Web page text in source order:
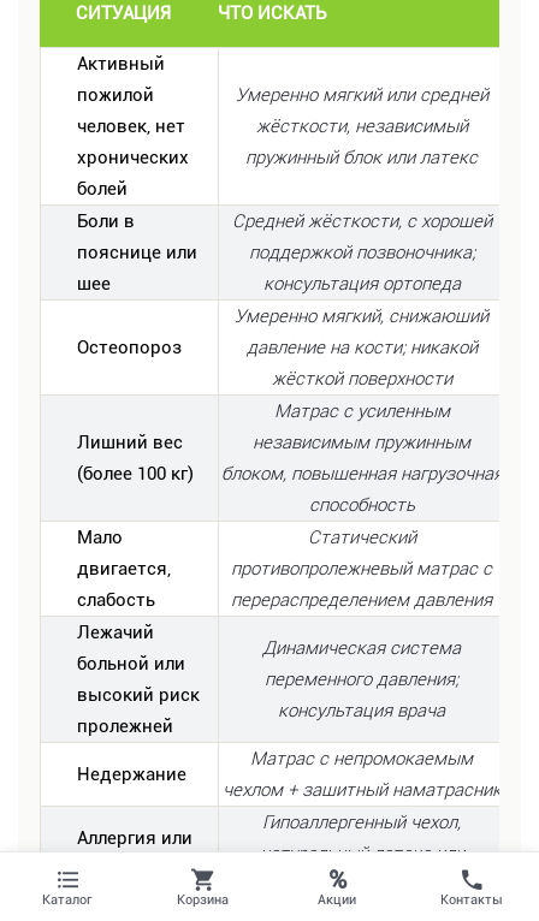
СИТУАЦИЯ ЧТО ИСКАТЬ
Активный
пожилой
человек, нет
хронических
болей
Умеренно мягкий или средней
жёсткости, независимый
пружинный блок или латекс
Боли в
пояснице или
шее
Средней жёсткости, с хорошей
поддержкой позвоночника;
консультация ортопеда
Остеопороз
Умеренно мягкий, снижающий
давление на кости; никакой
жёсткой поверхности
Лишний вес
(более 100 кг)
Матрас с усиленным
независимым пружинным
блоком, повышенная нагрузочная
способность
Мало
двигается,
слабость
Статический
противопролежневый матрас с
перераспределением давления
Лежачий
больной или
высокий риск
пролежней
Динамическая система
переменного давления;
консультация врача
Недержание
Матрас с непромокаемым
чехлом + защитный наматрасник
Аллергия или
чувствительная
кожа
Гипоаллергенный чехол,
натуральный латекс или
сертифицированные безопасные
Каталог Корзина
%
Акции Контакты